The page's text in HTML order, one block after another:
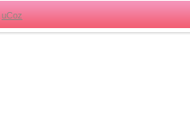
uCoz